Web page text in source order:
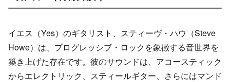
イエス（Yes）のギタリスト、スティーヴ・ハウ（Steve
Howe）は、プログレッシブ・ロックを象徴する音世界を
築き上げた存在です。彼のサウンドは、アコースティック
からエレクトリック、スティールギター、さらにはマンド